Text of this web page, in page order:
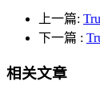
上一篇:
下一篇 :
相关文章